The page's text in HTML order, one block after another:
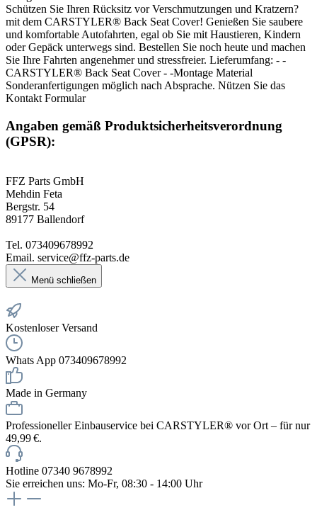
Schützen Sie Ihren Rücksitz vor Verschmutzungen und Kratzern?
mit dem CARSTYLER® Back Seat Cover! Genießen Sie saubere
und komfortable Autofahrten, egal ob Sie mit Haustieren, Kindern
oder Gepäck unterwegs sind. Bestellen Sie noch heute und machen
Sie Ihre Fahrten angenehmer und stressfreier. Lieferumfang: - -
CARSTYLER® Back Seat Cover - -Montage Material
Sonderanfertigungen möglich nach Absprache. Nützen Sie das
Kontakt Formular
Angaben gemäß Produktsicherheitsverordnung
(GPSR):
FFZ Parts GmbH
Mehdin Feta
Bergstr. 54
89177 Ballendorf
Tel. 073409678992
Email. service@ffz-parts.de
Menü schließen
Kostenloser Versand
Whats App 073409678992
Made in Germany
Professioneller Einbauservice bei CARSTYLER® vor Ort – für nur
49,99 €.
Hotline 07340 9678992
Sie erreichen uns: Mo-Fr, 08:30 - 14:00 Uhr